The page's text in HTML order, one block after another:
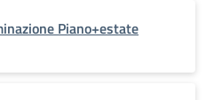
Piano+estate